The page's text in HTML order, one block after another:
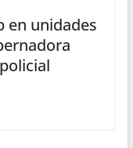
en unidades